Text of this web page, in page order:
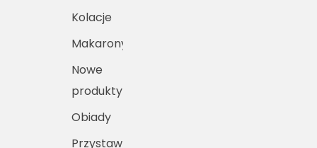
Kolacje
Makarony
Nowe
produkty
Obiady
Przystawki